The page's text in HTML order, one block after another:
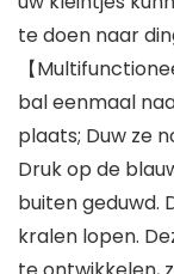
te doen naar
【
bal eenmaal
plaats; Duw ze
Druk op de
buiten geduwd.
kralen lopen.